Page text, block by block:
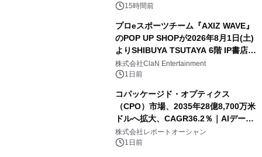
15時間前
プロeスポーツチーム『AXIZ WAVE』
のPOP UP SHOPが2026年8月1日(土)
よりSHIBUYA TSUTAYA 6階 IP書店で
開催決定！！
株式会社ClaN Entertainment
1日前
コパッケージド・オプティクス
（CPO）市場、2035年28億8,700万米
ドルへ拡大、CAGR36.2％｜AIデータ
センター・高速光通信需要が成長を加
速
株式会社レポートオーシャン
1日前